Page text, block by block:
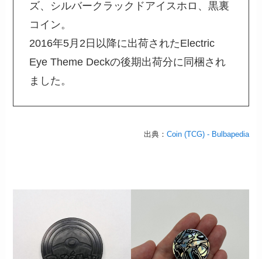
ズ、シルバークラックドアイスホロ、黒裏
コイン。
2016年5月2日以降に出荷されたElectric
Eye Theme Deckの後期出荷分に同梱され
ました。
出典： Coin (TCG) - Bulbapedia